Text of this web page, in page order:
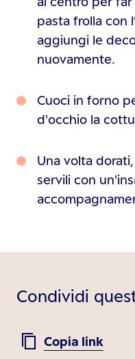
pasta frolla con
aggiungi le
nuovamente.
Cuoci in forno
d'occhio la
Una volta
servili con
Condividi
Copia link